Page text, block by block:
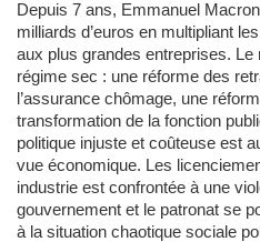
Depuis 7 ans, Emmanuel
milliards d’euros en multipliant
aux plus grandes entreprises.
régime sec : une réforme des
l’assurance chômage, une
transformation de la fonction
politique injuste et coûteuse est
vue économique. Les
industrie est confrontée à une
gouvernement et le patronat se
à la situation chaotique sociale